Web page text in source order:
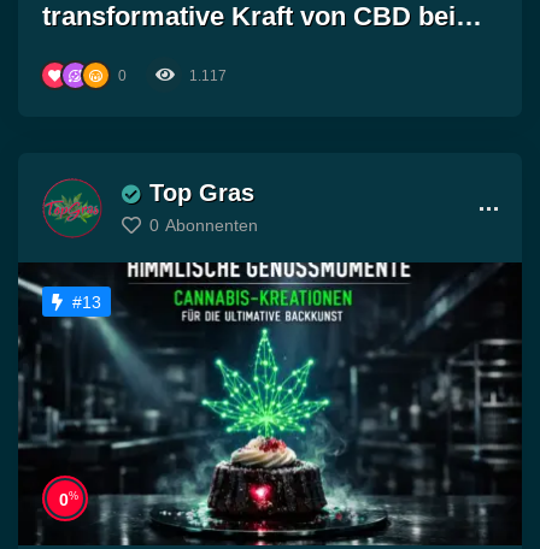
transformative Kraft von CBD bei
0 1.117
Top Gras
0 Abonnenten
#13
0%